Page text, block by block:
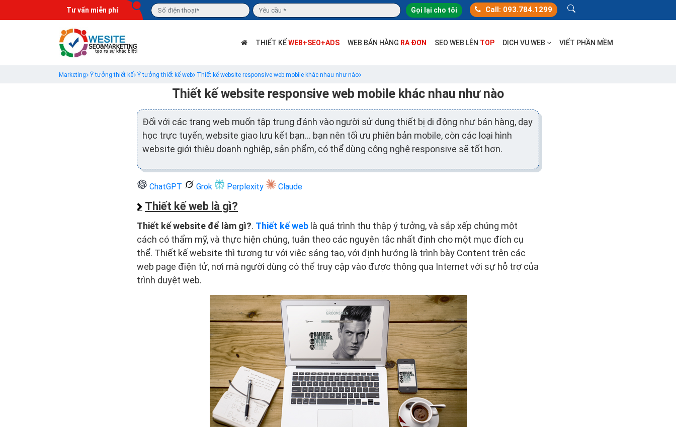
Tư vấn miễn phí Gọi lại cho tôi Call: 093.784.1299
THIẾT KẾWEB+SEO+ADS WEB BÁN HÀNG RA ĐƠN SEO WEB LÊN TOP DỊCH VỤ WEB VIẾT PHẦN MỀM
Marketing Ý tưởng thiết kế Ý tưởng thiết kế web Thiết kế website responsive web mobile khác nhau như nào
Thiết kế website responsive web mobile khác nhau như nào
Đối với các trang web muốn tập trung đánh vào người sử dụng thiết bị di động như bán hàng, dạy
học trực tuyến, website giao lưu kết bạn… bạn nên tối ưu phiên bản mobile, còn các loại hình
website giới thiệu doanh nghiệp, sản phẩm, có thể dùng công nghệ responsive sẽ tốt hơn.
ChatGPT Grok Perplexity Claude
Thiết kế web là gì?
Thiết kế website để làm gì?. Thiết kế web là quá trình thu thập ý tưởng, và sắp xếp chúng một
cách có thẩm mỹ, và thực hiện chúng, tuân theo các nguyên tắc nhất định cho một mục đích cụ
thể. Thiết kế website thì tương tự với việc sáng tạo, với định hướng là trình bày Content trên các
web page điện tử, nơi mà người dùng có thể truy cập vào được thông qua Internet với sự hỗ trợ của
trình duyệt web.